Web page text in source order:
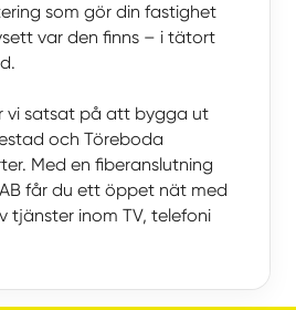
som gör din fastighet
var den finns – i tätort
vi satsat på att bygga ut
och Töreboda
Med en fiberanslutning
får du ett öppet nät med
tjänster inom TV, telefoni